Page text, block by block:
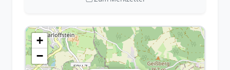
+
−